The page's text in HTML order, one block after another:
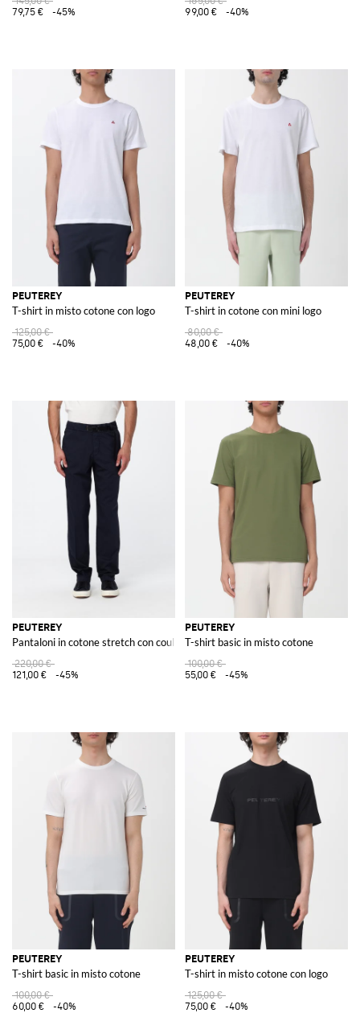
79,75 €
-45%
99,00 €
-40%
PEUTEREY
T-shirt in misto cotone con logo
125,00 €
75,00 €
-40%
PEUTEREY
T-shirt in cotone con mini logo
80,00 €
48,00 €
-40%
PEUTEREY
Pantaloni in cotone stretch con coulisse in vita e gamba dritta
220,00 €
121,00 €
-45%
PEUTEREY
T-shirt basic in misto cotone
100,00 €
55,00 €
-45%
PEUTEREY
T-shirt basic in misto cotone
100,00 €
60,00 €
-40%
PEUTEREY
T-shirt in misto cotone con logo
125,00 €
75,00 €
-40%